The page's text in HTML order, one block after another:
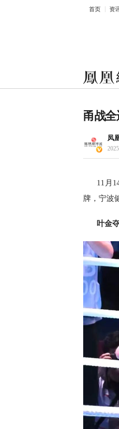
首页 资
甬战全
凤
11月
牌，宁波
叶金